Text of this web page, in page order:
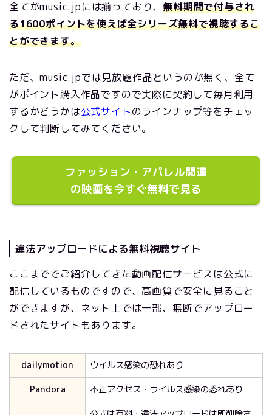
全てがmusic.jpには揃っており、無料期間で付与され
る1600ポイントを使えば全シリーズ無料で視聴するこ
とができます。
ただ、music.jpでは見放題作品というのが無く、全て
がポイント購入作品ですので実際に契約して毎月利用
するかどうかは公式サイトのラインナップ等をチェッ
クして判断してみてください。
ファッション・アパレル関連
の映画を今すぐ無料で見る
違法アップロードによる無料視聴サイト
ここまででご紹介してきた動画配信サービスは公式に
配信しているものですので、高画質で安全に見ること
ができますが、ネット上では一部、無断でアップロー
ドされたサイトもあります。
dailymotion
ウイルス感染の恐れあり
Pandora
不正アクセス・ウイルス感染の恐れあり